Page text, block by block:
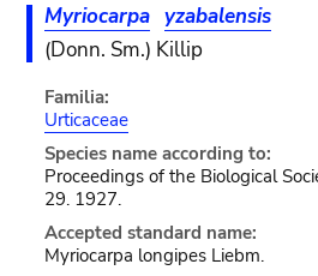
Myriocarpa yzabalensis
(Donn. Sm.) Killip
Familia:
Urticaceae
Species name according to:
Proceedings of the Biological
29. 1927.
Accepted standard name:
Myriocarpa longipes Liebm.